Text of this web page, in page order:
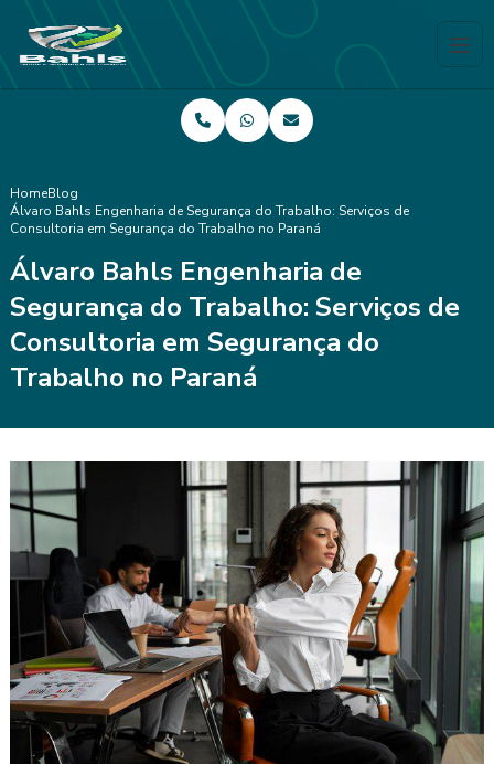
HomeBlog
Álvaro Bahls Engenharia de Segurança do Trabalho: Serviços de
Consultoria em Segurança do Trabalho no Paraná
Álvaro Bahls Engenharia de
Segurança do Trabalho: Serviços de
Consultoria em Segurança do
Trabalho no Paraná